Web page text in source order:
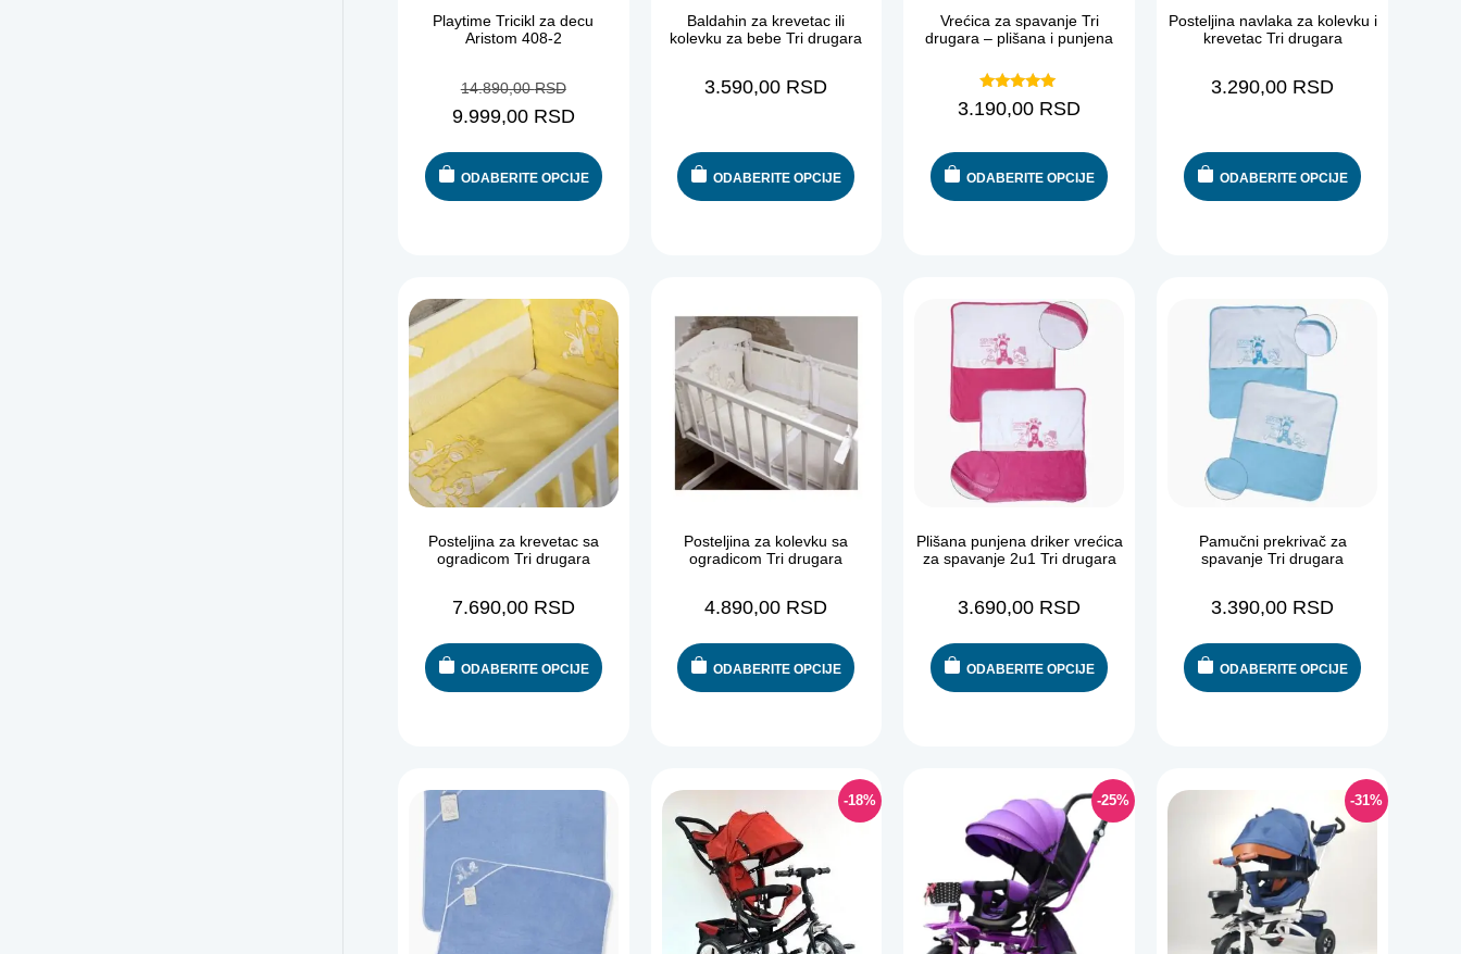
Playtime Tricikl za decu
Aristom 408-2
14.890,00RSD
9.999,00 RSD
ODABERITE OPCIJE
Baldahin za krevetac ili
kolevku za bebe Tri drugara
3.590,00 RSD
ODABERITE OPCIJE
Vrećica za spavanje Tri
drugara – plišana i punjena
Ocenjeno
sa
3.190,00 RSD
ODABERITE OPCIJE
Posteljina navlaka za kolevku i
krevetac Tri drugara
3.290,00 RSD
ODABERITE OPCIJE
Posteljina za krevetac sa
ogradicom Tri drugara
7.690,00 RSD
ODABERITE OPCIJE
Posteljina za kolevku sa
ogradicom Tri drugara
4.890,00 RSD
ODABERITE OPCIJE
Plišana punjena driker vrećica
za spavanje 2u1 Tri drugara
3.690,00 RSD
ODABERITE OPCIJE
Pamučni prekrivač za
spavanje Tri drugara
3.390,00 RSD
ODABERITE OPCIJE
-18% -25% -31%